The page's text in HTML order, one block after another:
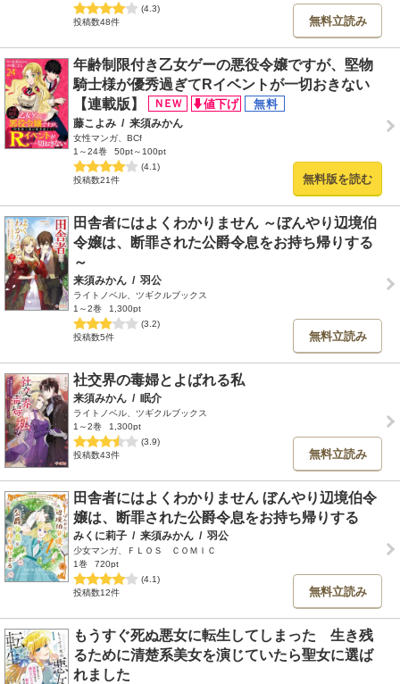
(4.3)
投稿数48件
無料立読み
年齢制限付き乙女ゲーの悪役令嬢ですが、堅物
騎士様が優秀過ぎてRイベントが一切おきない
【連載版】
藤こよみ / 来須みかん
女性マンガ、BCf
1～24巻
50pt～100pt
(4.1)
投稿数21件
無料版を読む
田舎者にはよくわかりません ～ぼんやり辺境伯
令嬢は、断罪された公爵令息をお持ち帰りする
～
来須みかん / 羽公
ライトノベル、ツギクルブックス
1～2巻
1,300pt
(3.2)
投稿数5件
無料立読み
社交界の毒婦とよばれる私
来須みかん / 眠介
ライトノベル、ツギクルブックス
1～2巻
1,300pt
(3.9)
投稿数43件
無料立読み
田舎者にはよくわかりません ぼんやり辺境伯令
嬢は、断罪された公爵令息をお持ち帰りする
みくに莉子 / 来須みかん / 羽公
少女マンガ、ＦＬＯＳ ＣＯＭＩＣ
1巻
720pt
(4.1)
投稿数12件
無料立読み
もうすぐ死ぬ悪女に転生してしまった 生き残
るために清楚系美女を演じていたら聖女に選ば
れました